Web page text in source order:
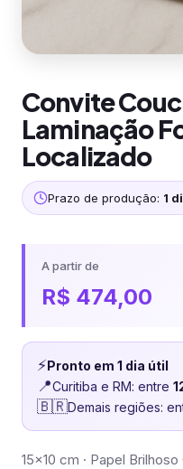
Convite
Laminação
Localizado
Prazo de produção: 1
A partir de
R$ 474,00
⚡Pronto em 1 dia útil
📍Curitiba e RM: entre
🇧🇷Demais regiões:
15×10 cm · Papel